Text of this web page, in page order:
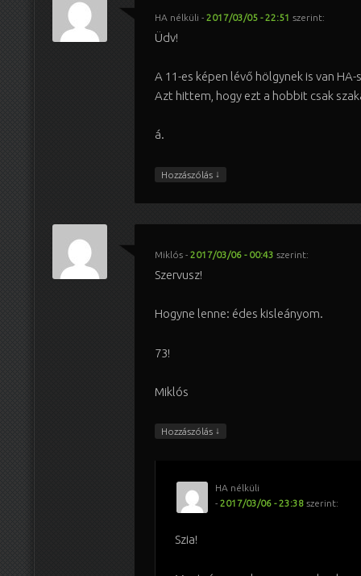
HA nélküli - 2017/03/05 - 22:51 szerint:
Üdv!
A 11-es képen lévő hölgynek is van HA-
Azt hittem, hogy ezt a hobbit csak
á.
Hozzászólás ↓
Miklós- 2017/03/06 - 00:43 szerint:
Szervusz!
Hogyne lenne: édes kisleányom.
73!
Miklós
Hozzászólás ↓
HA nélküli
- 2017/03/06 - 23:38 szerint:
Szia!